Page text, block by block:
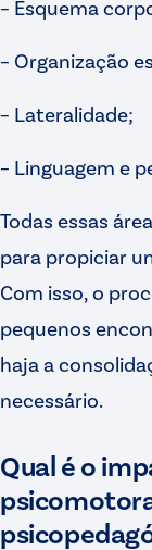
– Esquema
– Organização
– Lateralidade;
– Linguagem e
Todas essas
para propiciar
Com isso, o
pequenos
haja a
necessário.
Qual é o